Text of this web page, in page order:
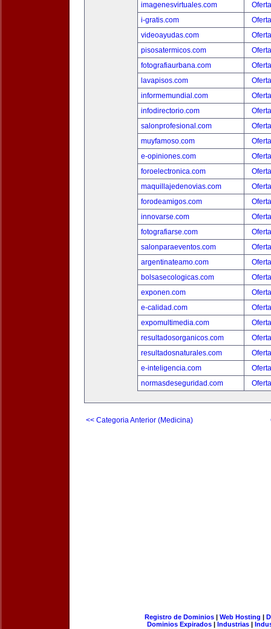
imagenesvirtuales.com
i-gratis.com
videoayudas.com
pisosatermicos.com
fotografiaurbana.com
lavapisos.com
informemundial.com
infodirectorio.com
salonprofesional.com
muyfamoso.com
e-opiniones.com
foroelectronica.com
maquillajedenovias.com
forodeamigos.com
innovarse.com
fotografiarse.com
salonparaeventos.com
argentinateamo.com
bolsasecologicas.com
exponen.com
e-calidad.com
expomultimedia.com
resultadosorganicos.com
resultadosnaturales.com
e-inteligencia.com
normasdeseguridad.com
<< Categoria Anterior (Medicina)
Registro de Dominios| Web Hosting |
Dominios Expirados | Industrias |